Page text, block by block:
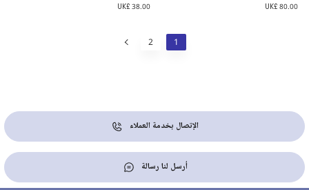
UK£ 80.00
UK£ 38.00
1
2
الإتصال بخدمة العملاء
أرسل لنا رسالة